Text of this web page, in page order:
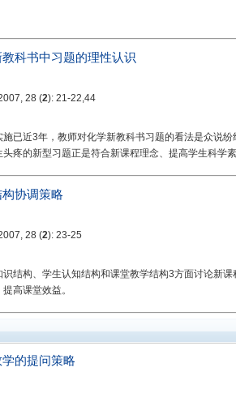
科书中习题的理性认识
28 (2): 21-22,44
已近3年，教师对化学新教科书习题的看法是众说
疼的新型习题正是符合新课程理念、提高学生科学
协调策略
28 (2): 23-25
识结构、学生认知结构和课堂教学结构3方面讨论新
高课堂效益。
的提问策略